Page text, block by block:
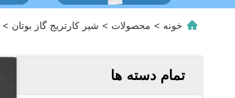
خونه > محصولات > شیر کارتریج گاز بوتان >
تمام دسته ها